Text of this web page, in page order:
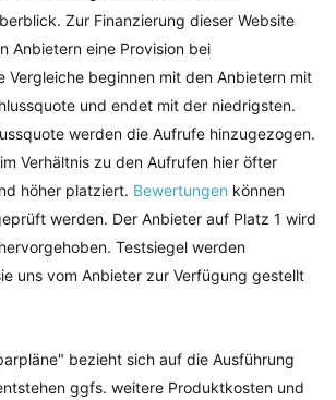
Zur Finanzierung dieser Website
Anbietern eine Provision bei
Vergleiche beginnen mit den Anbietern mit
und endet mit der niedrigsten.
werden die Aufrufe hinzugezogen.
Verhältnis zu den Aufrufen hier öfter
höher platziert. Bewertungen können
werden. Der Anbieter auf Platz 1 wird
Testsiegel werden
uns vom Anbieter zur Verfügung gestellt
bezieht sich auf die Ausführung
ggfs. weitere Produktkosten und